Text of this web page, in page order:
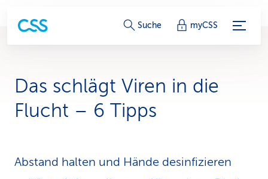
S
r
v
i
e
Suche myCSS
Das schlägt Viren in die
Flucht – 6 Tipps
Abstand halten und Hände desinfi­zieren